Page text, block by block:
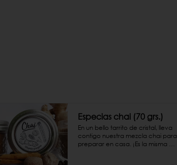
Especias chai (70 grs.)
En un bello tarrito de cristal, lleva
contigo nuestra mezcla chai para
preparar en casa. ¡Es la misma